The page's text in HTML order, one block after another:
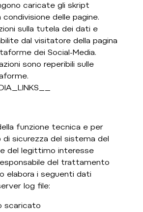
caricate gli skript
delle pagine.
sulla tutela dei dati e
dal visitatore della pagina
dei Social-Media.
sono reperibili sulle
funzione tecnica e per
di sicurezza del sistema del
del legittimo interesse
del trattamento
elabora i seguenti dati
log file:
scaricato